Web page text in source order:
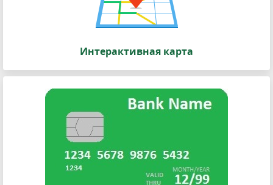
Интерактивная карта